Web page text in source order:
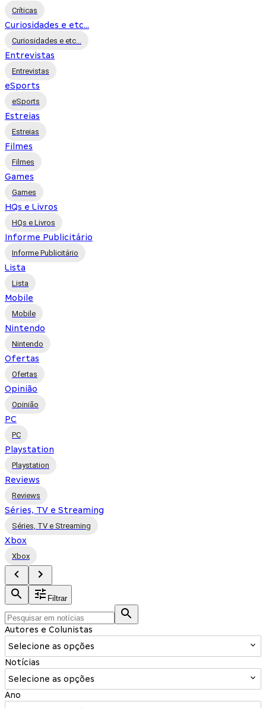
Críticas
Curiosidades e etc...
Curiosidades e etc...
Entrevistas
Entrevistas
eSports
eSports
Estreias
Estreias
Filmes
Filmes
Games
Games
HQs e Livros
HQs e Livros
Informe Publicitário
Informe Publicitário
Lista
Lista
Mobile
Mobile
Nintendo
Nintendo
Ofertas
Ofertas
Opinião
Opinião
PC
PC
Playstation
Playstation
Reviews
Reviews
Séries, TV e Streaming
Séries, TV e Streaming
Xbox
Xbox
Filtrar
Autores e Colunistas
Selecione as opções
Notícias
Selecione as opções
Ano